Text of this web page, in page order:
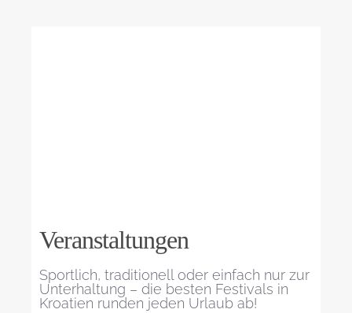
Veranstaltungen
Sportlich, traditionell oder einfach nur zur
Unterhaltung – die besten Festivals in
Kroatien runden jeden Urlaub ab!